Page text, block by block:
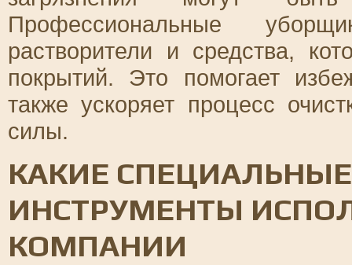
Профессиональные
растворители и средства,
покрытий. Это помогает
также ускоряет процесс
силы.
КАКИЕ
ИНСТРУМЕНТЫ
КОМПАНИИ